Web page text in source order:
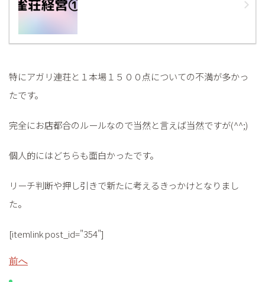
特にアガリ連荘と１本場１５００点についての不満が多かっ
たです。
完全にお店都合のルールなので当然と言えば当然ですが(^^;)
個人的にはどちらも面白かったです。
リーチ判断や押し引きで新たに考えるきっかけとなりまし
た。
[itemlink post_id="354"]
前へ